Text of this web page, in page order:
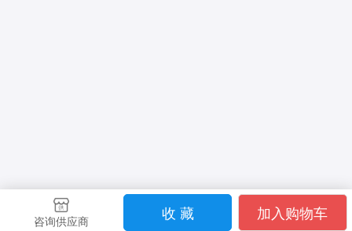
咨询供应商 收 藏 加入购物车